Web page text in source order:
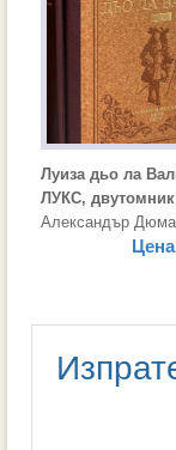
Луиза дьо ла
ЛУКС, двутомник
Александър Дюма